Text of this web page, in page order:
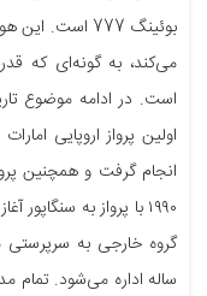
بوئینگ 777
می‌کند، به گونه‌ای که
است. در ادامه موضوع
انجام گرفت و همچنین
۱۹۹۰ با پرواز به
ساله اداره می‌شود. تمام